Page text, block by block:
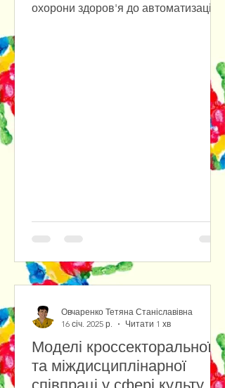
охорони здоров'я до автоматизації
Моделі кроссекторальної
та міждисциплінарної
Овчаренко Тетяна Станіславівна
16 січ. 2025 р.
Читати 1 хв